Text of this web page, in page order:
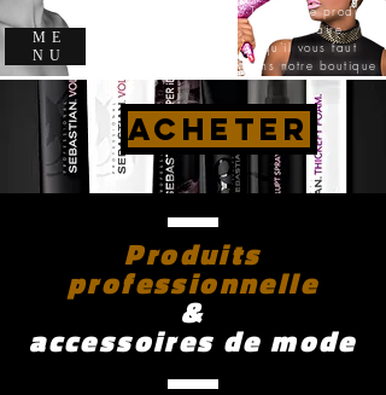
Trouvez le produit
capillaire
qu'il vous faut
dans notre boutique
ME
NU
ACHETER
Produits
professionnelle
&
accessoires de mode